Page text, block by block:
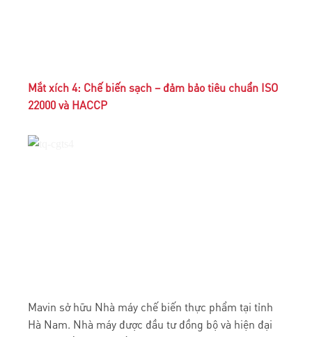
Mắt xích 4: Chế biến sạch – đảm bảo tiêu chuẩn ISO
22000 và HACCP
Mavin sở hữu Nhà máy chế biến thực phẩm tại tỉnh
Hà Nam. Nhà máy được đầu tư đồng bộ và hiện đại